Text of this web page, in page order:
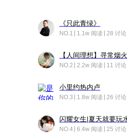
《只此青绿》
NO.1 1.1w 阅读 28 讨论
【人间理想】寻常烟火
NO.2 2.2w 阅读 11 讨论
小里约热内卢
NO.3 1.8w 阅读 26 讨论
NO.4 6.4w 阅读 25 讨论